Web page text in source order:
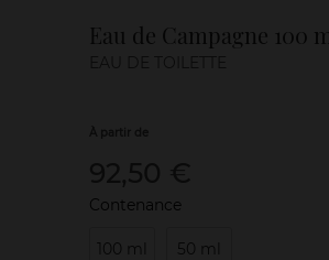
Eau de Campagne 100
Contenance
100 ml 50 ml